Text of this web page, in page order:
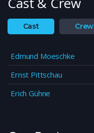
Cast Crew
Edmund Moeschke
Ernst Pittschau
Erich Gühne